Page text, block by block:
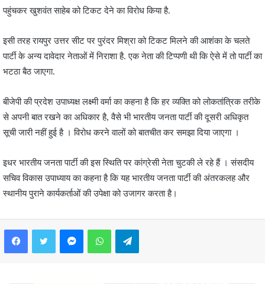
पहुंचकर खुशवंत साहेब को टिकट देने का विरोध किया है.
इसी तरह रायपुर उत्तर सीट पर पुरंदर मिश्रा को टिकट मिलने की आशंका के चलते
पार्टी के अन्य दावेदार नेताओं में निराशा है. एक नेता की टिप्पणी थी कि ऐसे में तो पार्टी का
भटठा बैठ जाएगा.
बीजेपी की प्रदेश उपाध्यक्ष लक्ष्मी वर्मा का कहना है कि हर व्यक्ति को लोकतांत्रिक तरीके
से अपनी बात रखने का अधिकार है, वैसे भी भारतीय जनता पार्टी की दूसरी अधिकृत
सूची जारी नहीं हुई है । विरोध करने वालों को बातचीत कर समझा दिया जाएगा ।
इधर भारतीय जनता पार्टी की इस स्थिति पर कांग्रेसी नेता चुटकी ले रहे हैं । संसदीय
सचिव विकास उपाध्याय का कहना है कि यह भारतीय जनता पार्टी की अंतरकलह और
स्थानीय पुराने कार्यकर्ताओं की उपेक्षा को उजागर करता है।
FacebookTwitter MessengerWhatsAppTelegram